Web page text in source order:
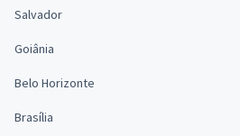
Salvador
Goiânia
Belo Horizonte
Brasília